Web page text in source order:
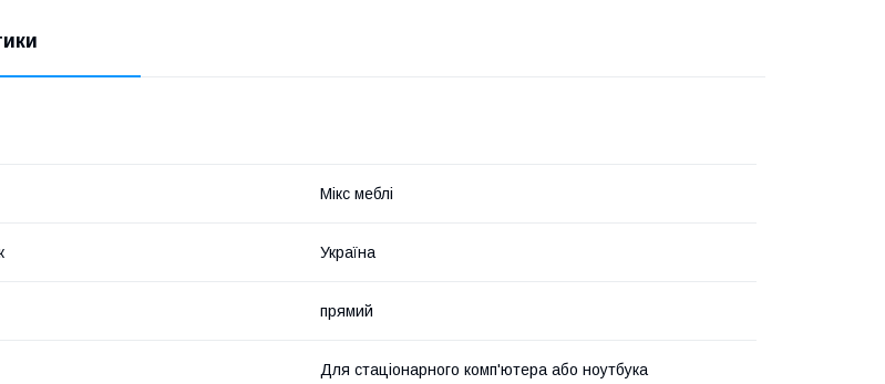
Мікс меблі
Україна
прямий
Для стаціонарного комп'ютера або ноутбука